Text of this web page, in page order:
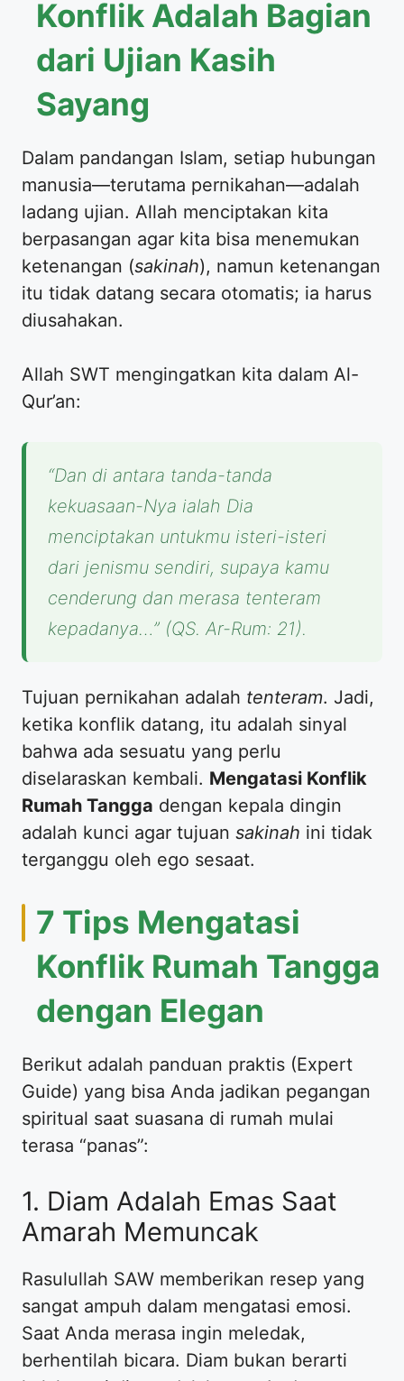
Konflik Adalah Bagian
dari Ujian Kasih
Sayang
Dalam pandangan Islam, setiap hubungan
manusia—terutama pernikahan—adalah
ladang ujian. Allah menciptakan kita
berpasangan agar kita bisa menemukan
ketenangan (sakinah), namun ketenangan
itu tidak datang secara otomatis; ia harus
diusahakan.
Allah SWT mengingatkan kita dalam Al-
Qur’an:
“Dan di antara tanda-tanda
kekuasaan-Nya ialah Dia
menciptakan untukmu isteri-isteri
dari jenismu sendiri, supaya kamu
cenderung dan merasa tenteram
kepadanya…” (QS. Ar-Rum: 21).
Tujuan pernikahan adalah tenteram. Jadi,
ketika konflik datang, itu adalah sinyal
bahwa ada sesuatu yang perlu
diselaraskan kembali. Mengatasi Konflik
Rumah Tangga dengan kepala dingin
adalah kunci agar tujuan sakinah ini tidak
terganggu oleh ego sesaat.
7 Tips Mengatasi
Konflik Rumah Tangga
dengan Elegan
Berikut adalah panduan praktis (Expert
Guide) yang bisa Anda jadikan pegangan
spiritual saat suasana di rumah mulai
terasa “panas”:
1. Diam Adalah Emas Saat
Amarah Memuncak
Rasulullah SAW memberikan resep yang
sangat ampuh dalam mengatasi emosi.
Saat Anda merasa ingin meledak,
berhentilah bicara. Diam bukan berarti